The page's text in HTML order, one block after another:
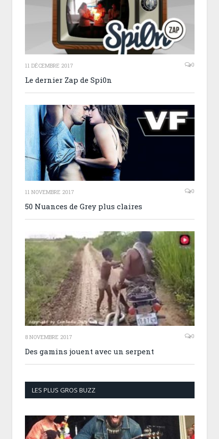
11 DÉCEMBRE 2017 0
Le dernier Zap de Spi0n
11 NOVEMBRE 2017 0
50 Nuances de Grey plus claires
8 NOVEMBRE 2017 0
Des gamins jouent avec un serpent
LES PLUS GROS BUZZ